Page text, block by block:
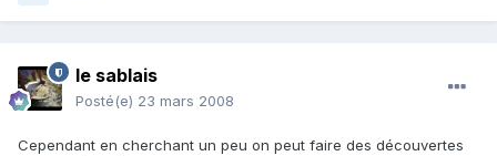
le sablais
Posté(e) 23 mars 2008
Cependant en cherchant un peu on peut faire des découvertes